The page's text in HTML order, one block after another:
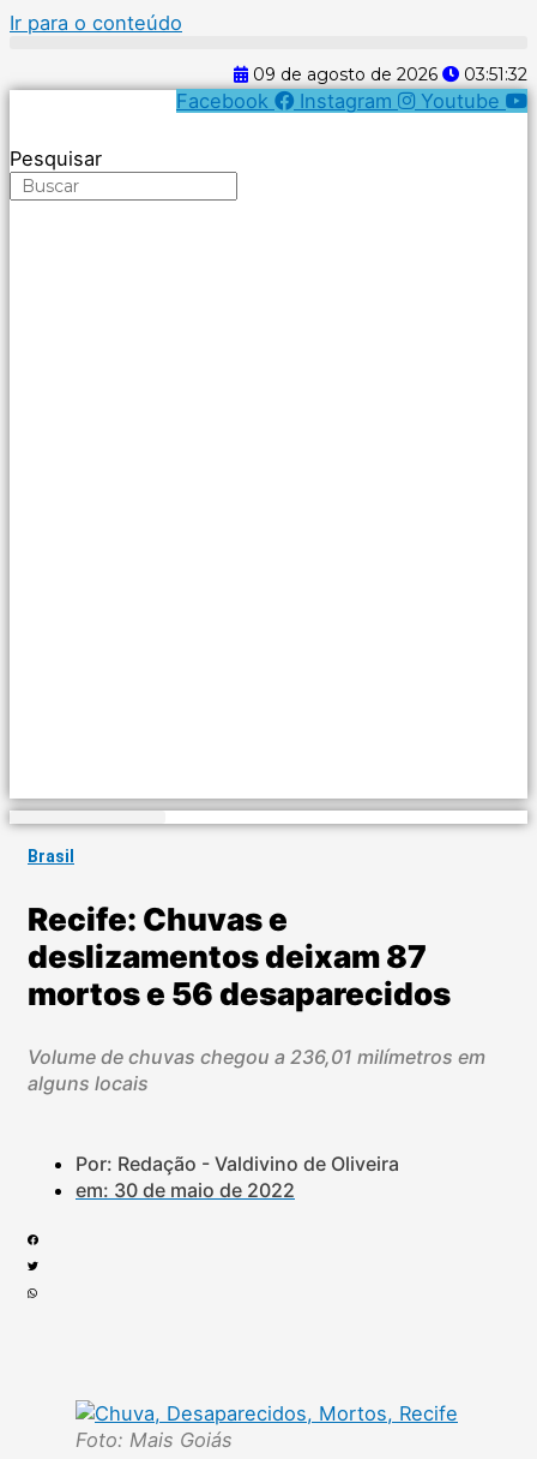
Ir para o conteúdo
09 de agosto de 2026 03:51:32
Facebook Instagram Youtube
Pesquisar
Brasil
Recife: Chuvas e
deslizamentos deixam 87
mortos e 56 desaparecidos
Volume de chuvas chegou a 236,01 milímetros em
alguns locais
Por: Redação - Valdivino de Oliveira
em: 30 de maio de 2022
Foto: Mais Goiás